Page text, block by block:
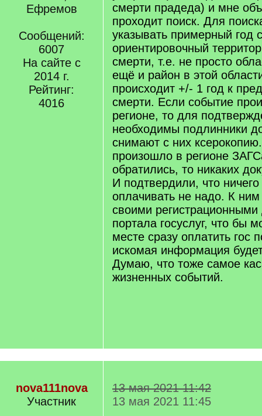
Ефремов
Сообщений:
6007
На сайте с
2014 г.
Рейтинг:
4016
смерти прадеда) и мне
проходит поиск. Для
указывать примерный год
ориентировочный
смерти, т.е. не просто
ещё и район в этой
происходит +/- 1 год к
смерти. Если событие
регионе, то для
необходимы подлинники
снимают с них
произошло в регионе
обратились, то никаких
И подтвердили, что
оплачивать не надо. К
своими
портала госуслуг, что бы
месте сразу оплатить гос
искомая информация
Думаю, что тоже самое
жизненных событий.
nova111nova
Участник
13 мая 2021 11:42
13 мая 2021 11:45